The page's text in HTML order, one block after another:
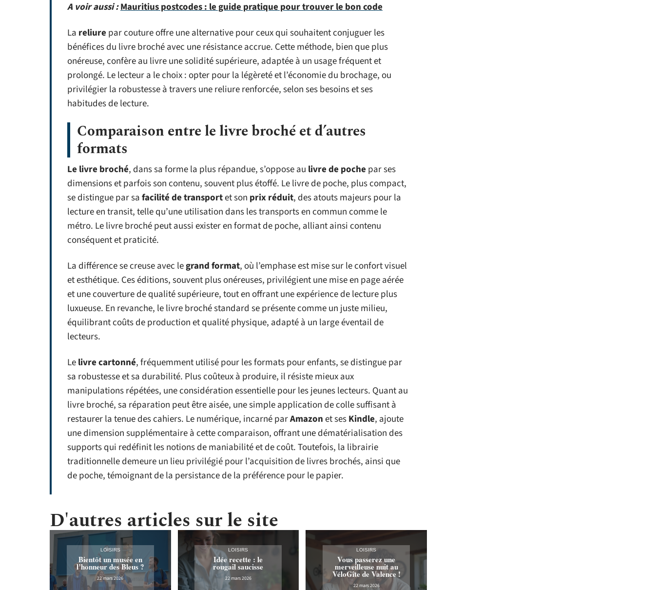
A voir aussi :Mauritius postcodes : le guide pratique pour trouver le bon code
La reliure par couture offre une alternative pour ceux qui souhaitent conjuguer les
bénéfices du livre broché avec une résistance accrue. Cette méthode, bien que plus
onéreuse, confère au livre une solidité supérieure, adaptée à un usage fréquent et
prolongé. Le lecteur a le choix : opter pour la légèreté et l’économie du brochage, ou
privilégier la robustesse à travers une reliure renforcée, selon ses besoins et ses
habitudes de lecture.
Comparaison entre le livre broché et d’autres
formats
Le livre broché, dans sa forme la plus répandue, s’oppose au livre de poche par ses
dimensions et parfois son contenu, souvent plus étoffé. Le livre de poche, plus compact,
se distingue par safacilité de transportet son prix réduit, des atouts majeurs pour la
lecture en transit, telle qu’une utilisation dans les transports en commun comme le
métro. Le livre broché peut aussi exister en format de poche, alliant ainsi contenu
conséquent et praticité.
La différence se creuse avec legrand format, où l’emphase est mise sur le confort visuel
et esthétique. Ces éditions, souvent plus onéreuses, privilégient une mise en page aérée
et une couverture de qualité supérieure, tout en offrant une expérience de lecture plus
luxueuse. En revanche, le livre broché standard se présente comme un juste milieu,
équilibrant coûts de production et qualité physique, adapté à un large éventail de
lecteurs.
Lelivre cartonné, fréquemment utilisé pour les formats pour enfants, se distingue par
sa robustesse et sa durabilité. Plus coûteux à produire, il résiste mieux aux
manipulations répétées, une considération essentielle pour les jeunes lecteurs. Quant au
livre broché, sa réparation peut être aisée, une simple application de colle suffisant à
restaurer la tenue des cahiers. Le numérique, incarné parAmazonet sesKindle, ajoute
une dimension supplémentaire à cette comparaison, offrant une dématérialisation des
supports qui redéfinit les notions de maniabilité et de coût. Toutefois, la librairie
traditionnelle demeure un lieu privilégié pour l’acquisition de livres brochés, ainsi que
de poche, témoignant de la persistance de la préférence pour le papier.
D'autres articles sur le site
LOISIRS
Bientôt un musée en
l’honneur des Bleus ?
22 mars 2026
LOISIRS
Idée recette : le
rougail saucisse
22 mars 2026
LOISIRS
Vous passerez une
merveilleuse nuit au
VéloGîte de Valence !
22 mars 2026